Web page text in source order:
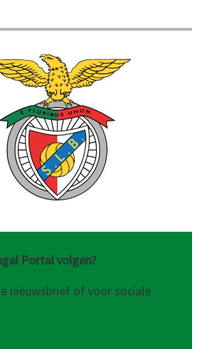
Portal volgen?
nieuwsbrief of voor sociale